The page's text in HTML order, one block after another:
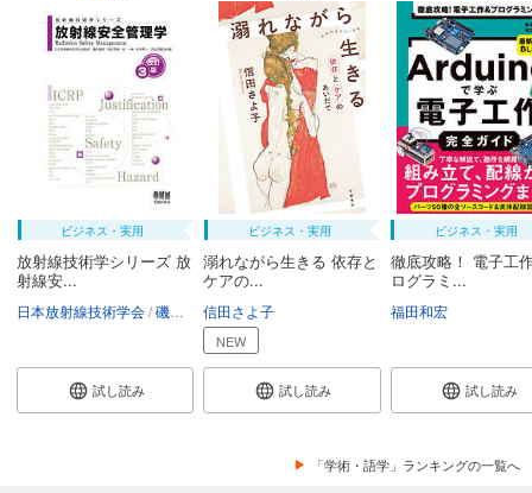
ビジネス・実用
放射線技術学シリーズ 放
射線安...
日本放射線技術学会 磯辺智範 清水秀雄 鈴木昇一 西谷源展
試し読み
ビジネス・実用
溺れながら生きる 依存と
ケアの...
信田さよ子
NEW
試し読み
ビジネス・実用
徹底攻略！ 電子工
ログラミ...
福田和宏
試し読み
「学術・語学」ランキングの一覧へ